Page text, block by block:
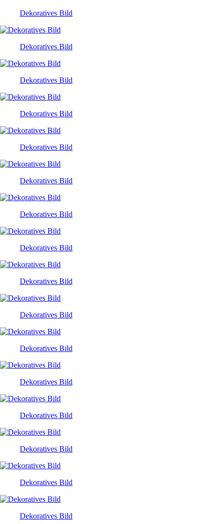
Dekoratives Bild
Dekoratives Bild
Dekoratives Bild
Dekoratives Bild
Dekoratives Bild
Dekoratives Bild
Dekoratives Bild
Dekoratives Bild
Dekoratives Bild
Dekoratives Bild
Dekoratives Bild
Dekoratives Bild
Dekoratives Bild
Dekoratives Bild
Dekoratives Bild
Dekoratives Bild